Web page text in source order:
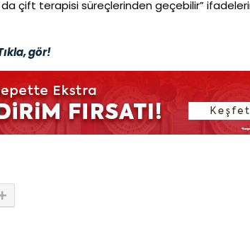
da çift terapisi süreçlerinden geçebilir”
gör!